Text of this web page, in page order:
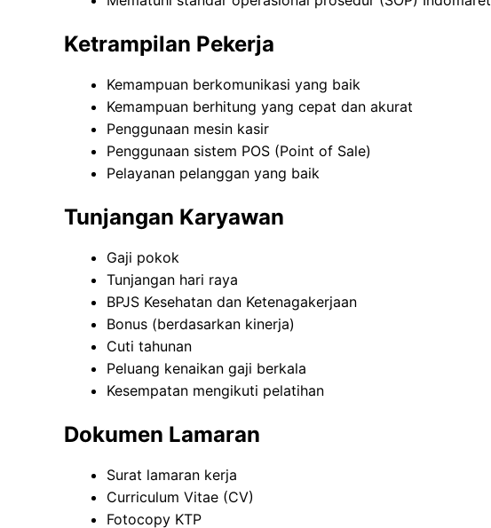
Ketrampilan Pekerja
Kemampuan berkomunikasi yang baik
Kemampuan berhitung yang cepat dan akurat
Penggunaan mesin kasir
Penggunaan sistem POS (Point of Sale)
Pelayanan pelanggan yang baik
Tunjangan Karyawan
Gaji pokok
Tunjangan hari raya
BPJS Kesehatan dan Ketenagakerjaan
Bonus (berdasarkan kinerja)
Cuti tahunan
Peluang kenaikan gaji berkala
Kesempatan mengikuti pelatihan
Dokumen Lamaran
Surat lamaran kerja
Curriculum Vitae (CV)
Fotocopy KTP